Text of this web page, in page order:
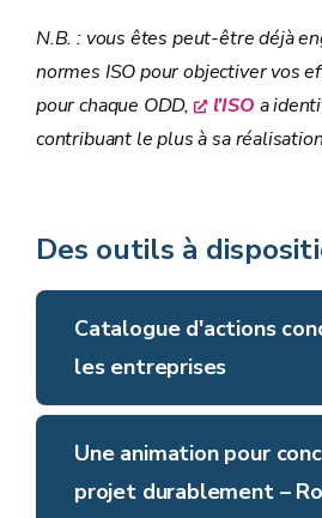
N.B. : vous êtes peut-être déjà
normes ISO pour objectiver vos
pour chaque ODD,
l’ISO a
contribuant le plus à sa
Des outils à
Catalogue d'actions
les entreprises
Découvrez le
site SDGs
wallonnes.
Une animation pour
projet durablement –